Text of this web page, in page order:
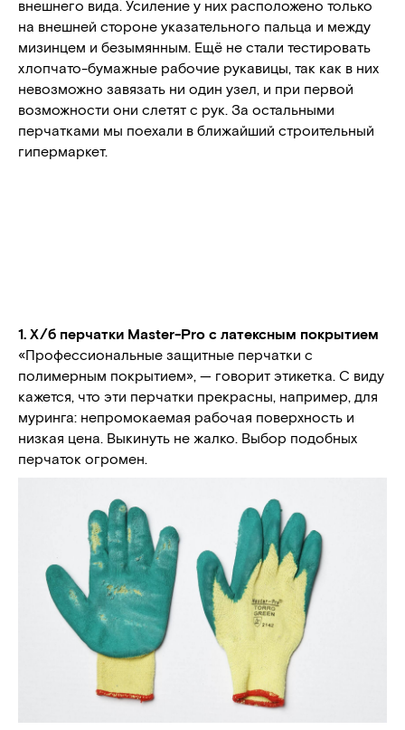
внешнего вида. Усиление у них расположено только
на внешней стороне указательного пальца и между
мизинцем и безымянным. Ещё не стали тестировать
хлопчато-бумажные рабочие рукавицы, так как в них
невозможно завязать ни один узел, и при первой
возможности они слетят с рук. За остальными
перчатками мы поехали в ближайший строительный
гипермаркет.
1. Х/б перчатки Master-Pro с латексным покрытием
«Профессиональные защитные перчатки с
полимерным покрытием», — говорит этикетка. С виду
кажется, что эти перчатки прекрасны, например, для
муринга: непромокаемая рабочая поверхность и
низкая цена. Выкинуть не жалко. Выбор подобных
перчаток огромен.